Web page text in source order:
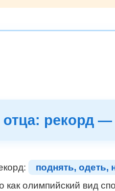
отца: рекорд
поднять, одеть,
как олимпийский вид